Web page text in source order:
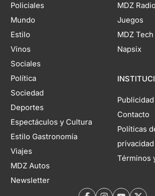
Policiales
Mundo
Estilo
Vinos
Sociales
Política
Sociedad
Deportes
Espectáculos y Cultura
Estilo Gastronomía
Viajes
MDZ Autos
Newsletter
MDZ Radio
Juegos
MDZ Tech
Napsix
Publicidad
Contacto
Políticas
privacidad
Términos